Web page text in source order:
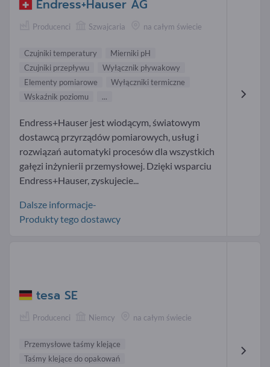
Endress+Hauser AG
Producenci Szwajcaria na całym świecie
Czujniki temperatury
Mierniki pH
Czujniki przepływu
Wyłącznik pływakowy
Elementy pomiarowe
Wyłączniki termiczne
Wskaźnik poziomu
...
Endress+Hauser jest wiodącym, światowym
dostawcą przyrządów pomiarowych, usług i
rozwiązań automatyki procesów dla wszystkich
gałęzi inżynierii przemysłowej. Dzięki wsparciu
Endress+Hauser, zyskujecie...
Dalsze informacje-
Produkty tego dostawcy
tesa SE
Producenci Niemcy na całym świecie
Przemysłowe taśmy klejące
Taśmy klejące do opakowań